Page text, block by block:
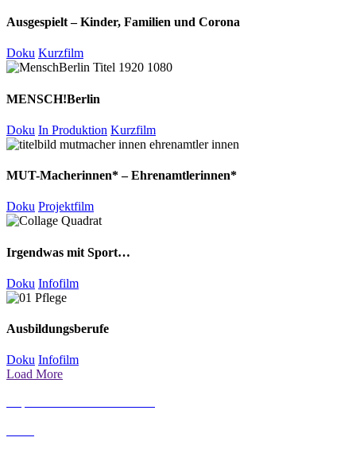
Ausgespielt – Kinder, Familien und Corona
Doku Kurzfilm
MENSCH!Berlin
Doku In Produktion Kurzfilm
MUT-Macherinnen* – Ehrenamtlerinnen*
Doku Projektfilm
Irgendwas mit Sport…
Doku Infofilm
Ausbildungsberufe
Doku Infofilm
Load More